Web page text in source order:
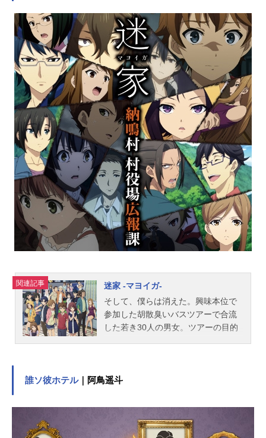
忠誠を誓う麗しき戦乙女たちが織り
なす、爽快無双ファンタジークロニ
クル!!作品名百錬の覇王と聖約の戦乙
女放送形態TVアニメスケジュール20
18年7月7日（土）～2018年9月22日
（土）TOKYOMXほか話数全12話キ
ャスト周防勇斗：酒井広大フェリシ
ア：末柄里恵ジークルーネ：伊達朱
里紗イングリット：河瀬茉希リネー
ア：高尾奏音アルベルティーナ：悠
木碧クリスティーナ：竹達彩奈志百
家美月：内田彩スタッフ監督：小林
浩輔シリーズ構成：高橋ナツコキャ
ラクターデザイン：いとうまりこ総
作画監督：いとうまりこ、谷津美弥
子アニメーション制作：EMTスクエ
アード製作：ユグドラシル・パート
ナーズ原作：鷹山誠、イラスト／ゆ
きさん（HJ文庫／ホビージャパン
ア、漫画／chany（ホビージャパンコ
ミックス刊）主題歌OP：「Brightwa
y」内田彩ED：「世界中が恋をする
夜」petitmilady公開開始年＆季節20
1...
関連記事
迷家 -マヨイガ-
そして、僕らは消えた。興味本位で
参加した胡散臭いバスツアーで合流
した若き30人の男女。ツアーの目的
ないユートピアの様な暮らしができ
いた。現実の世界に絶望している…
退屈な日常を抜け出したい…人生を
やり直したい…それぞれの思惑や心
誰ソ彼ホテル｜阿鳥遥斗